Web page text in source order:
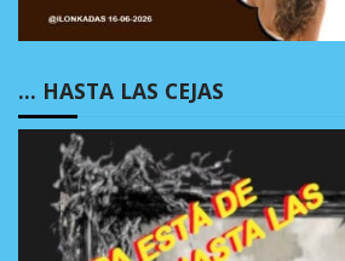
… HASTA LAS CEJAS